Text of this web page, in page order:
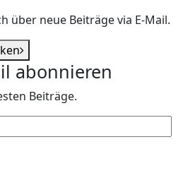
über neue Beiträge via E-Mail.
abonnieren
Beiträge.